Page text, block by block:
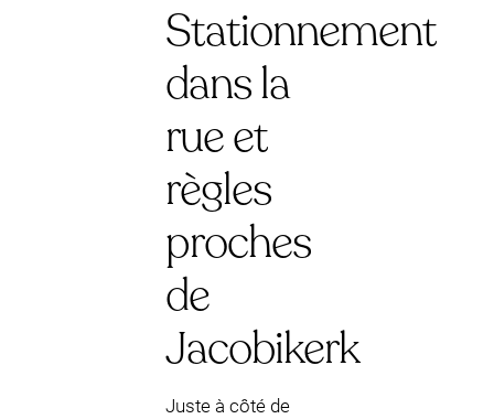
Stationnement
dans la
rue et
règles
proches
de
Jacobikerk
Juste à côté de